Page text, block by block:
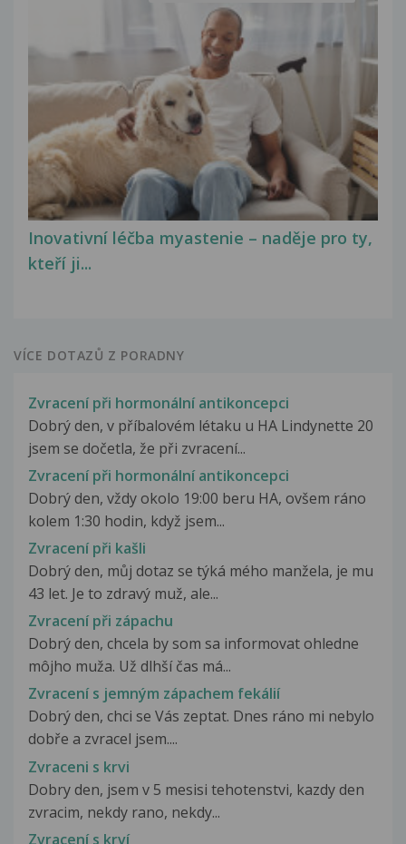
Inovativní léčba myastenie – naděje pro ty,
kteří ji...
VÍCE DOTAZŮ Z PORADNY
Zvracení při hormonální antikoncepci
Dobrý den, v příbalovém létaku u HA Lindynette 20
jsem se dočetla, že při zvracení...
Zvracení při hormonální antikoncepci
Dobrý den, vždy okolo 19:00 beru HA, ovšem ráno
kolem 1:30 hodin, když jsem...
Zvracení při kašli
Dobrý den, můj dotaz se týká mého manžela, je mu
43 let. Je to zdravý muž, ale...
Zvracení při zápachu
Dobrý den, chcela by som sa informovat ohledne
môjho muža. Už dlhší čas má...
Zvracení s jemným zápachem fekálií
Dobrý den, chci se Vás zeptat. Dnes ráno mi nebylo
dobře a zvracel jsem....
Zvraceni s krvi
Dobry den, jsem v 5 mesisi tehotenstvi, kazdy den
zvracim, nekdy rano, nekdy...
Zvracení s krví